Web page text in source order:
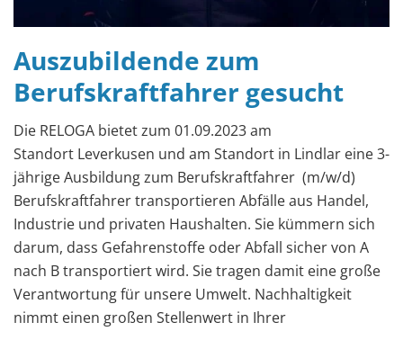
Auszubildende zum
Berufskraftfahrer gesucht
Die RELOGA bietet zum 01.09.2023 am
Standort Leverkusen und am Standort in Lindlar eine 3-
jährige Ausbildung zum Berufskraftfahrer (m/w/d)
Berufskraftfahrer transportieren Abfälle aus Handel,
Industrie und privaten Haushalten. Sie kümmern sich
darum, dass Gefahrenstoffe oder Abfall sicher von A
nach B transportiert wird. Sie tragen damit eine große
Verantwortung für unsere Umwelt. Nachhaltigkeit
nimmt einen großen Stellenwert in Ihrer